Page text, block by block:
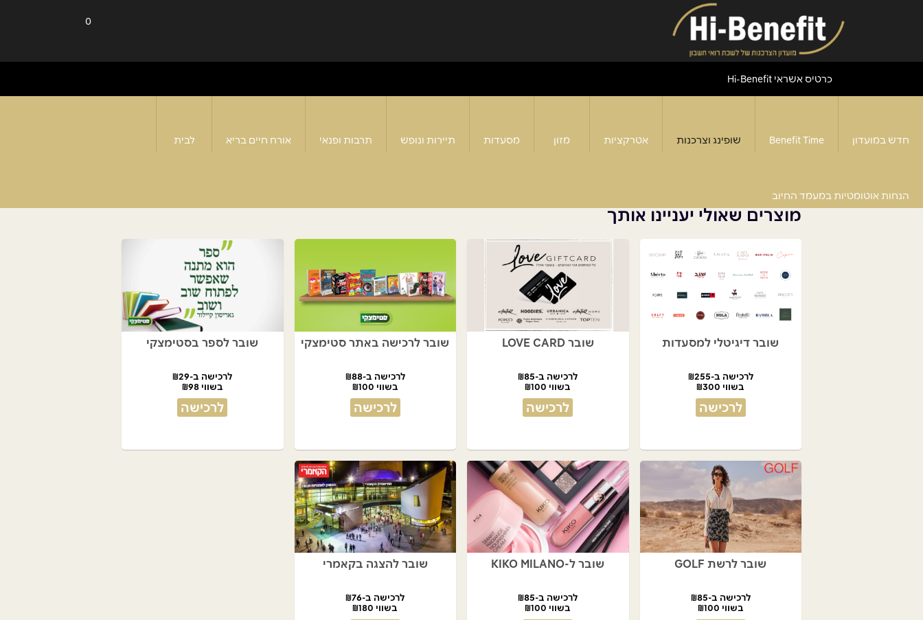
0
כרטיס אשראי Hi-Benefit
חדש במועדון Benefit Time שופינג וצרכנות אטרקציות מזון מסעדות תיירות ונופש תרבות ופנאי אורח חיים בריא לבית
הנחות אוטומטיות במעמד החיוב
מוצרים שאולי יעניינו אותך
שובר דיגיטלי למסעדות
לרכישה ב-₪255
בשווי ₪300
לרכישה
שובר LOVE CARD
לרכישה ב-₪85
בשווי ₪100
לרכישה
שובר לרכישה באתר סטימצקי
לרכישה ב-₪88
בשווי ₪100
לרכישה
שובר לספר בסטימצקי
לרכישה ב-₪29
בשווי ₪98
לרכישה
שובר לרשת GOLF
לרכישה ב-₪85
בשווי ₪100
שובר ל-KIKO MILANO
לרכישה ב-₪85
בשווי ₪100
שובר להצגה בקאמרי
לרכישה ב-₪76
בשווי ₪180